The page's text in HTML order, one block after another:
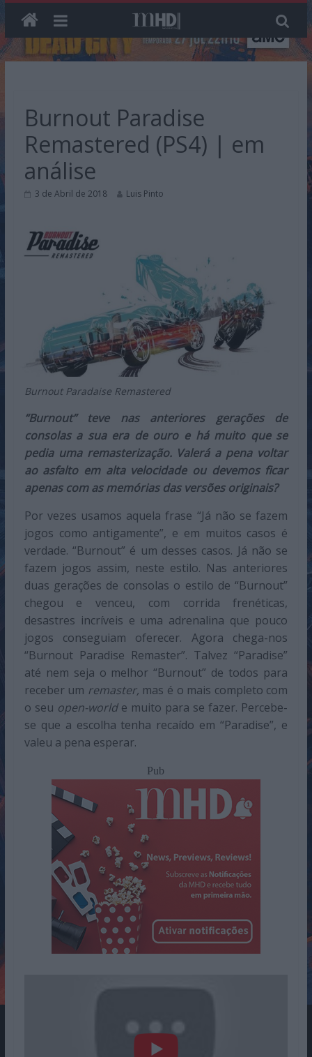
Burnout Paradise
Remastered (PS4) | em
análise
3 de Abril de 2018 Luis Pinto
Burnout Paradaise Remastered
“Burnout” teve nas anteriores gerações de
consolas a sua era de ouro e há muito que se
pedia uma remasterização. Valerá a pena voltar
ao asfalto em alta velocidade ou devemos ficar
apenas com as memórias das versões originais?
Por vezes usamos aquela frase “Já não se fazem
jogos como antigamente”, e em muitos casos é
verdade. “Burnout” é um desses casos. Já não se
fazem jogos assim, neste estilo. Nas anteriores
duas gerações de consolas o estilo de “Burnout”
chegou e venceu, com corrida frenéticas,
desastres incríveis e uma adrenalina que pouco
jogos conseguiam oferecer. Agora chega-nos
“Burnout Paradise Remaster”. Talvez “Paradise”
até nem seja o melhor “Burnout” de todos para
receber um remaster, mas é o mais completo com
o seu open-worlde muito para se fazer. Percebe-
se que a escolha tenha recaído em “Paradise”, e
valeu a pena esperar.
Pub